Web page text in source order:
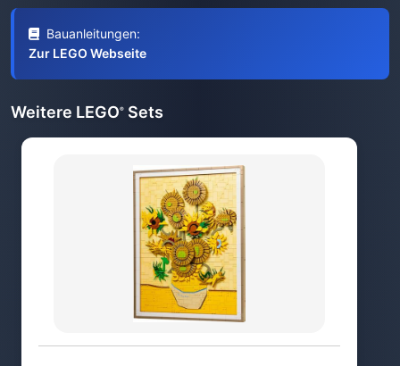
Bauanleitungen:
Zur LEGO Webseite
Weitere LEGO® Sets